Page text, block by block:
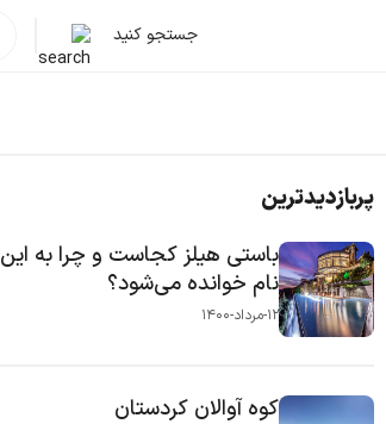
جستجو کنید
پربازدیدترین
باستی هیلز کجاست و چرا به این
نام خوانده می‌شود؟
۱۲-مرداد-۱۴۰۰
کوه آوالان کردستان